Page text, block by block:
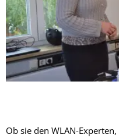
Ob sie den WLAN-